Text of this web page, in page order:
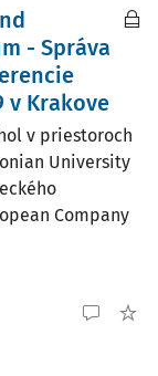
- Správa
v Krakove
v priestoroch
University
Company